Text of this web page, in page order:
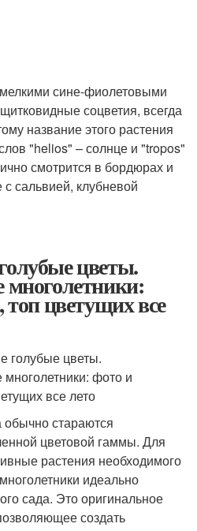
сине-фиолетовыми
соцветия, всегда
название этого растения
"helios" – солнце и "tropos"
смотрится в бордюрах и
сальвией, клубневой
цветы.
цветущих все
стараются
цветовой гаммы. Для
растения необходимого
идеально
сада. Это оригинальное
создать